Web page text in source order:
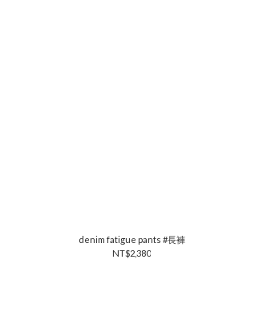
denim fatigue pants #長褲
NT$2,380